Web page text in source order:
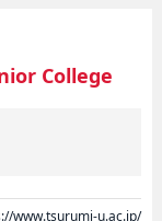
Early Childhood
tin về từng ngành
sinh, số lượng
College
www.tsurumi-u.ac.jp/